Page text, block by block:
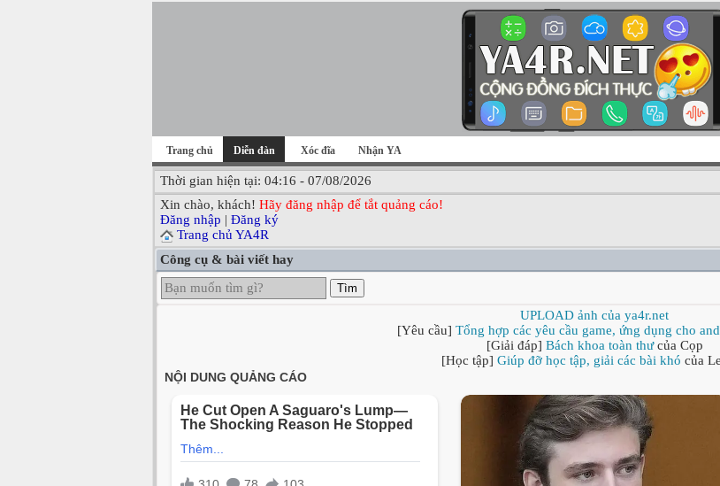
Trang chủ Diễn đàn Xóc đĩa Nhận YA
Thời gian hiện tại: 04:16 - 07/08/2026
Xin chào, khách! Hãy đăng nhập để tắt quảng cáo!
Đăng nhập | Đăng ký
Trang chủ YA4R
Công cụ & bài viết hay
Tìm
UPLOAD ảnh của ya4r.net
[Yêu cầu] Tổng hợp các yêu cầu game, ứng dụng cho
[Giải đáp] Bách khoa toàn thưcủa Cọp
[Học tập] Giúp đỡ học tập, giải các bài khó của